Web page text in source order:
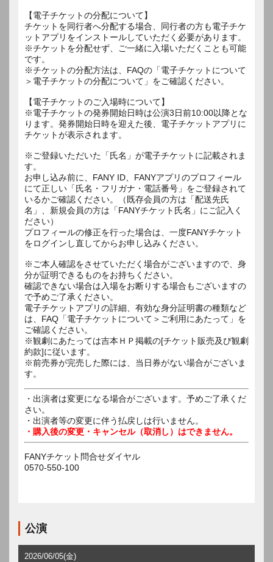
【電子チケットの分配について】
チケットを同行者へ分配する場合、同行者の方も電子チケ
ットアプリをインストールしていただく必要があります。
※チケットを分配せず、ご一緒に入場いただくことも可能
です。
※チケットの分配方法は、FAQの「電子チケットについて
＞電子チケットの分配について」をご確認ください。
【電子チケットのご入場時について】
※電子チケットの発券開始日時は公演3日前10:00以降とな
ります。発券開始日時を迎えた後、電子チケットアプリに
チケットが表示されます。
※ご登録いただいた「氏名」が電子チケットに記載されま
す。
お申し込み前に、FANY ID、FANYアプリのプロフィール
にて正しい「氏名・フリガナ・電話番号」をご登録されて
いるかご確認ください。（既存会員の方は「配送先氏
名」、新規会員の方は「FANYチケット氏名」にご記入く
ださい）
プロフィールの修正を行った場合は、一度FANYチケット
をログインし直してからお申し込みください。
※ご本人確認をさせていただく場合がございますので、身
分が証明できるものをお持ちください。
確認できない場合は入場をお断りする場合もございますの
で予めご了承ください。
電子チケットアプリの詳細、有効な身分証明書の種類など
は、FAQ「電子チケットについて＞ご利用にあたって」を
ご確認ください。
※観劇にあたっては吉本ＨＰ掲載の[チケット販売及び観劇
約款]に従います。
※前売券が完売した際には、当日券がない場合がございま
す。
・出演者は変更になる場合がございます。予めご了承くだ
さい。
・出演者等の変更に伴う払戻しは行いません。
・購入後の変更・キャンセル（取消し）はできません。
FANYチケット問合せダイヤル
0570-550-100
公演
2026/06/05(金)